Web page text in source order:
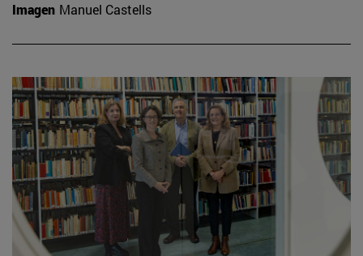
Imagen Manuel Castells